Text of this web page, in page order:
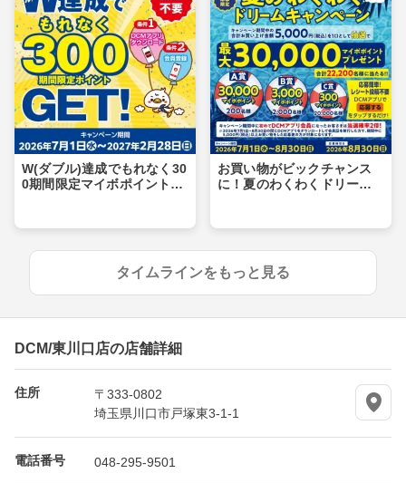
W(ダブル)達成でもれなく30
0期間限定マイボポイントG
お買い物がビックチャンス
に！夏のわくわくドリーム
タイムラインをもっと見る
DCM/東川口店の店舗詳細
住所
〒333-0802
埼玉県川口市戸塚東3-1-1
電話番号 048-295-9501